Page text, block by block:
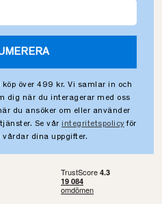
över 499 kr. Vi samlar in och
dig när du interagerar med oss
du ansöker om eller använder
Se vår integritetspolicy för
dina uppgifter.